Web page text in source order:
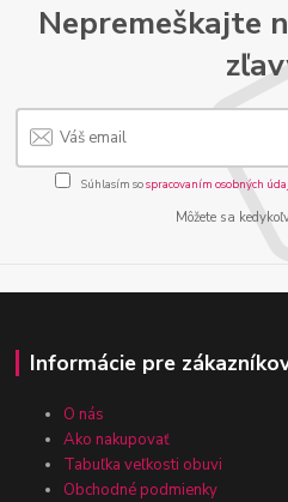
Nepremeškajte
Súhlasím sospracovaním osobných
Môžete sa
Informácie pre
O nás
Ako nakupovať
Tabuľka veľkosti obuvi
Obchodné podmienky